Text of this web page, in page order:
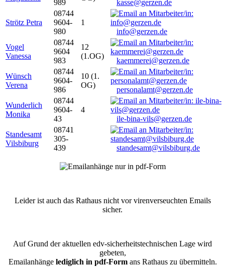
989
kasse@gerzen.de
Strötz Petra
08744
9604-
980
1
info@gerzen.de
Vogel
Vanessa
08744
9604
983
12
(1.OG)
kaemmerei@gerzen.de
Wünsch
Verena
08744
9604-
986
10 (1.
OG)
personalamt@gerzen.de
Wunderlich
Monika
08744
9604-
43
4
ile-bina-vils@gerzen.de
Standesamt
Vilsbiburg
08741
305-
439
standesamt@vilsbiburg.de
Leider ist auch das Rathaus nicht vor virenverseuchten Emails
sicher.
Auf Grund der aktuellen edv-sicherheitstechnischen Lage wird
gebeten,
Emailanhänge lediglich in pdf-Formans Rathaus zu übermitteln.